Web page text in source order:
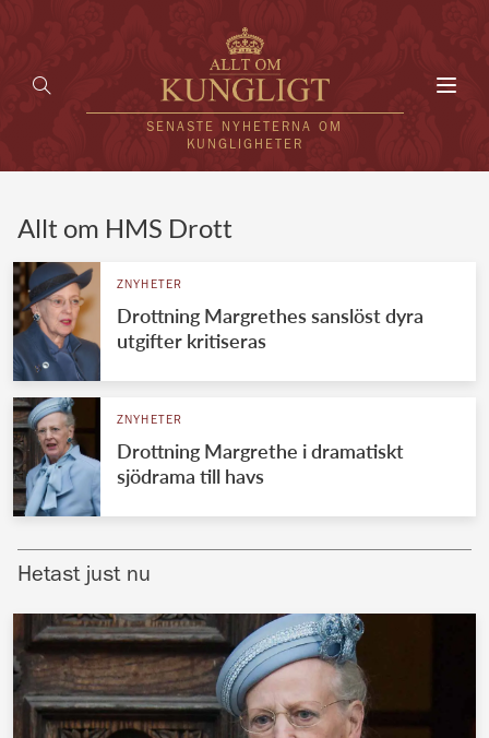
SENASTE NYHETERNA OM
KUNGLIGHETER
UTLÄNDSKT
VÄRLDENS KUNGAHUS
Svenska kungahuset
Brittiska kungahuset
Nederländska kungahuset
Belgiska kungahuset
Jordanska kungahuset
REDAKTION
Allt om HMS Drott
ZNYHETER
Drottning Margrethes sanslöst dyra
utgifter kritiseras
ZNYHETER
Drottning Margrethe i dramatiskt
sjödrama till havs
Hetast just nu